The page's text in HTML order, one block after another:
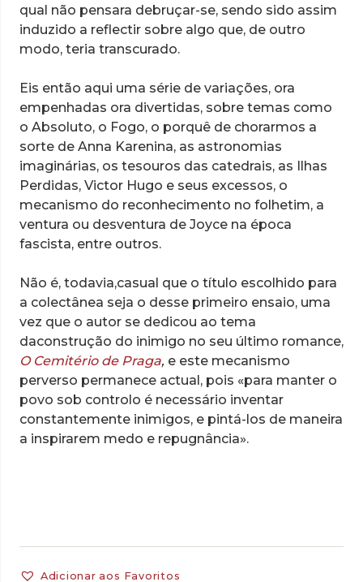
qual não pensara debruçar-se, sendo sido assim
induzido a reflectir sobre algo que, de outro
modo, teria transcurado.
Eis então aqui uma série de variações, ora
empenhadas ora divertidas, sobre temas como
o Absoluto, o Fogo, o porquê de chorarmos a
sorte de Anna Karenina, as astronomias
imaginárias, os tesouros das catedrais, as Ilhas
Perdidas, Victor Hugo e seus excessos, o
mecanismo do reconhecimento no folhetim, a
ventura ou desventura de Joyce na época
fascista, entre outros.
Não é, todavia,casual que o título escolhido para
a colectânea seja o desse primeiro ensaio, uma
vez que o autor se dedicou ao tema
daconstrução do inimigo no seu último romance,
O Cemitério de Praga, e este mecanismo
perverso permanece actual, pois «para manter o
povo sob controlo é necessário inventar
constantemente inimigos, e pintá-los de maneira
a inspirarem medo e repugnância».
Adicionar aos Favoritos